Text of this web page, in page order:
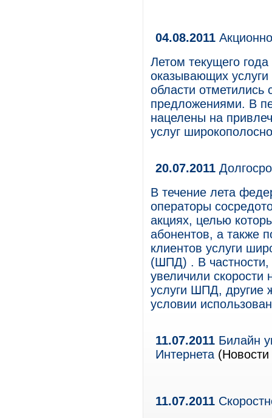
04.08.2011
Летом текущего
оказывающих
области
предложениями. В
нацелены на
услуг
20.07.2011
В течение лета
операторы
акциях, целью
абонентов, а также
клиентов услуги
(ШПД) . В частности,
увеличили
услуги ШПД, другие
условии
11.07.2011 Билайн
Интернета (Новости
11.07.2011